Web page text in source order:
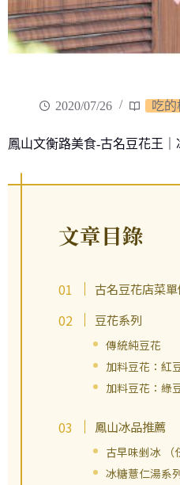
2020/07/26 吃
鳳山文衡路美食-古名豆花王
文章目錄
古名豆花店菜
豆花系列
傳統純豆花
加料豆花：紅
加料豆花：綠
鳳山冰品推薦
古早味剉冰 （
冰糖薏仁湯系